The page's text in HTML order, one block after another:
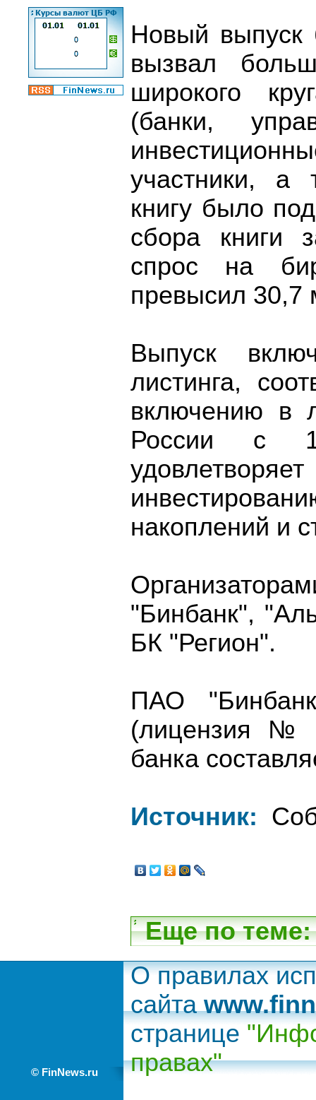
Новый выпуск
вызвал
широкого
(банки,
участники, а
книгу было
сбора книги
спрос на
превысил 30,7
Выпуск
листинга,
включению в
России с
накоплений и
"Бинбанк",
БК "Регион".
ПАО
(лицензия №
банка
Источник:
Еще по теме:
© FinNews.ru
О правилах
сайта
странице
правах"